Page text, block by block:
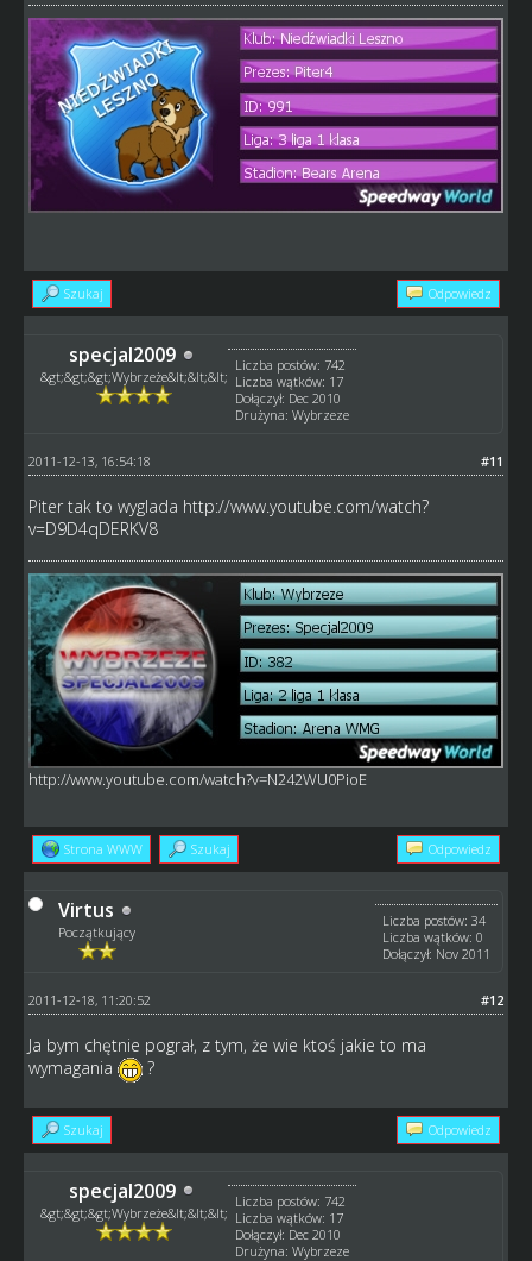
Szukaj Odpowiedz
specjal2009
&gt;&gt;&gt;Wybrzeże&lt;&lt;&lt;
Liczba postów: 742
Liczba wątków: 17
Dołączył: Dec 2010
Drużyna: Wybrzeze
#11
2011-12-13, 16:54:18
Piter tak to wyglada http://www.youtube.com/watch?
v=D9D4qDERKV8
http://www.youtube.com/watch?v=N242WU0PioE
Strona WWW Szukaj Odpowiedz
Virtus
Początkujący
Liczba postów: 34
Liczba wątków: 0
Dołączył: Nov 2011
#12
2011-12-18, 11:20:52
Ja bym chętnie pograł, z tym, że wie ktoś jakie to ma
wymagania
?
Szukaj Odpowiedz
specjal2009
&gt;&gt;&gt;Wybrzeże&lt;&lt;&lt;
Liczba postów: 742
Liczba wątków: 17
Dołączył: Dec 2010
Drużyna: Wybrzeze